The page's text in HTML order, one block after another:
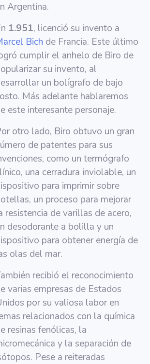
Argentina.
1.951, licenció su invento a
Bich de Francia. Este último
cumplir el anhelo de Biro de
su invento, al
un bolígrafo de bajo
Más adelante hablaremos
este interesante personaje.
otro lado, Biro obtuvo un gran
de patentes para sus
como un termógrafo
una cerradura inviolable, un
para imprimir sobre
un proceso para mejorar
resistencia de varillas de acero,
desodorante a bolilla y un
para obtener energía de
olas del mar.
recibió el reconocimiento
varias empresas de Estados
por su valiosa labor en
relacionados con la química
resinas fenólicas, la
y la separación de
Pese a reiteradas